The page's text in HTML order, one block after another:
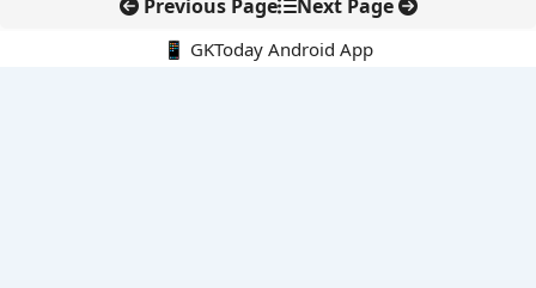
Previous Page Next Page
📱 GKToday Android App